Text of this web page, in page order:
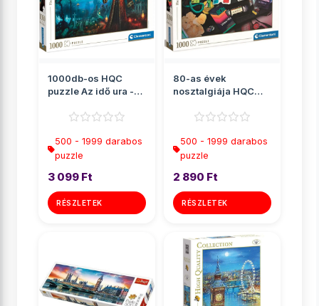
1000db-os HQC
puzzle Az idő ura -
500 - 1999 darabos
puzzle
3 099 Ft
RÉSZLETEK
80-as évek
nosztalgiája HQC
Clementoni
500 - 1999 darabos
puzzle
2 890 Ft
RÉSZLETEK